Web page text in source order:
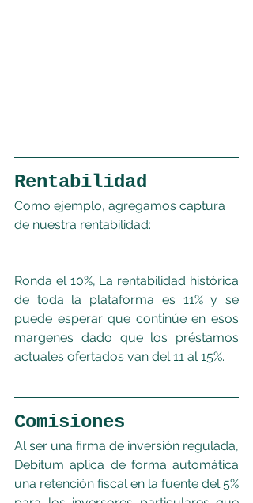
Rentabilidad
Como ejemplo, agregamos captura
de nuestra rentabilidad:
Ronda el 10%, La rentabilidad histórica
de toda la plataforma es 11% y se
puede esperar que continúe en esos
margenes dado que los préstamos
actuales ofertados van del 11 al 15%.
Comisiones
Al ser una firma de inversión regulada,
Debitum aplica de forma automática
una retención fiscal en la fuente del 5%